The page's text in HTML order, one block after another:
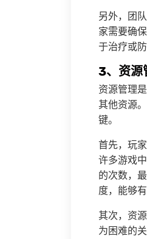
另外，团
家需要确
于治疗或
3、资源
资源管理
其他资源
键。
首先，玩
许多游戏
的次数，
度，能够
其次，资
为困难的